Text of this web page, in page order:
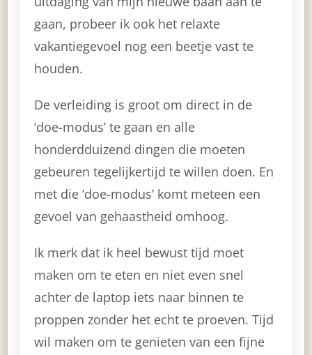
gaan, probeer ik ook het relaxte
vakantiegevoel nog een beetje vast te
houden.
De verleiding is groot om direct in de
‘doe-modus’ te gaan en alle
honderdduizend dingen die moeten
gebeuren tegelijkertijd te willen doen. En
met die ‘doe-modus’ komt meteen een
gevoel van gehaastheid omhoog.
Ik merk dat ik heel bewust tijd moet
maken om te eten en niet even snel
achter de laptop iets naar binnen te
proppen zonder het echt te proeven. Tijd
wil maken om te genieten van een fijne